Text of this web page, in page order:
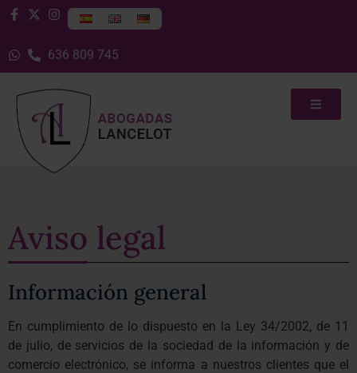
636 809 745
Aviso legal
Información general
En cumplimiento de lo dispuesto en la Ley 34/2002, de 11
de julio, de servicios de la sociedad de la información y de
comercio electrónico, se informa a nuestros clientes que el